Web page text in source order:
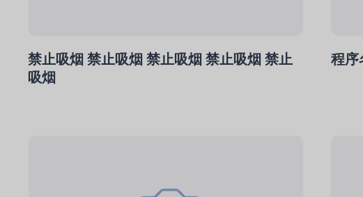
禁止吸烟 禁止吸烟 禁止吸烟 禁止吸烟 禁止
吸烟
程序